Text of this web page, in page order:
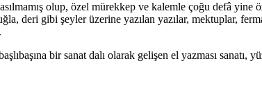
olup, özel mürekkep ve kalemle çoğu defâ
deri gibi şeyler üzerine yazılan yazılar, mektuplar,
bir sanat dalı olarak gelişen el yazması